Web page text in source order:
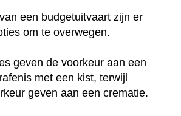
een budgetuitvaart zijn er
om te overwegen.
geven de voorkeur aan een
met een kist, terwijl
geven aan een crematie.